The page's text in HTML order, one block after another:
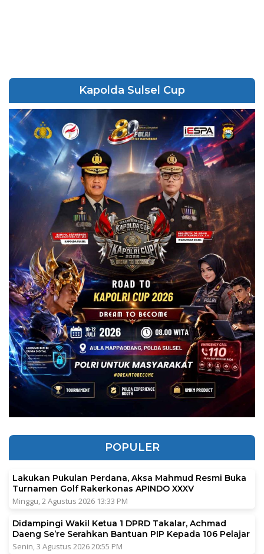
Kapolda Sulsel Cup
POPULER
Lakukan Pukulan Perdana, Aksa Mahmud Resmi Buka
Turnamen Golf Rakerkonas APINDO XXXV
Minggu, 2 Agustus 2026 13:33 PM
Didampingi Wakil Ketua 1 DPRD Takalar, Achmad
Daeng Se’re Serahkan Bantuan PIP Kepada 106 Pelajar
Senin, 3 Agustus 2026 20:55 PM